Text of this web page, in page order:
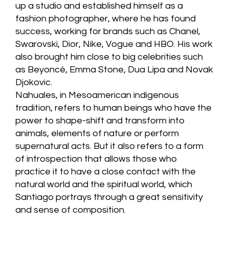
up a studio and established himself as a
fashion photographer, where he has found
success, working for brands such as Chanel,
Swarovski, Dior, Nike, Vogue and HBO. His work
also brought him close to big celebrities such
as Beyoncé, Emma Stone, Dua Lipa and Novak
Djokovic.
Nahuales, in Mesoamerican indigenous
tradition, refers to human beings who have the
power to shape-shift and transform into
animals, elements of nature or perform
supernatural acts. But it also refers to a form
of introspection that allows those who
practice it to have a close contact with the
natural world and the spiritual world, which
Santiago portrays through a great sensitivity
and sense of composition.